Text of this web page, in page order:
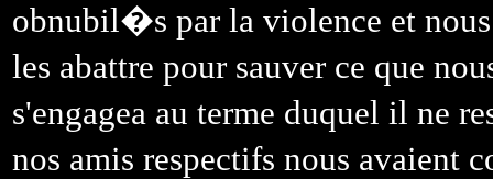
obnubil�s par la violence et
les abattre pour sauver ce que
s'engagea au terme duquel il ne
nos amis respectifs nous